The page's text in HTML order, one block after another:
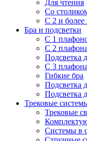
Для чтения
Со
С 2 и
Бра и подсветки
С 1
С 2
Подсветка
С 3
Гибкие бра
Подсветка
Подсветка
Трековые
Трековые
Системы в